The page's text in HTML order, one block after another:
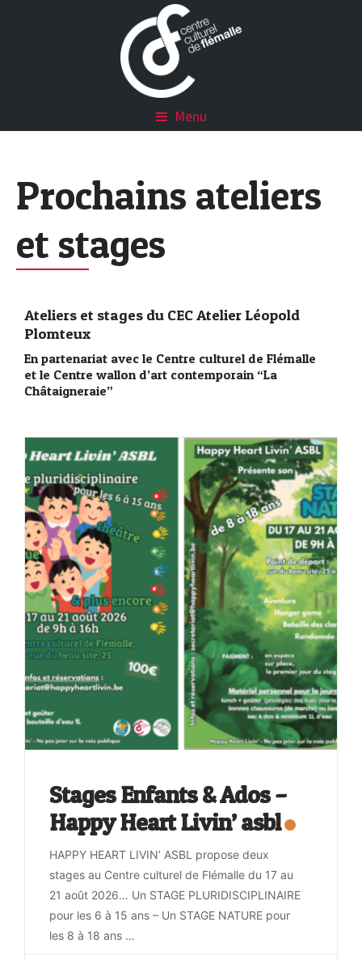
Menu
Prochains ateliers
et stages
Ateliers et stages du CEC Atelier Léopold
Plomteux
En partenariat avec le Centre culturel de Flémalle
et le Centre wallon d’art contemporain “La
Châtaigneraie”
Stages Enfants & Ados –
Happy Heart Livin’ asbl
HAPPY HEART LIVIN’ ASBL propose deux
stages au Centre culturel de Flémalle du 17 au
21 août 2026… Un STAGE PLURIDISCIPLINAIRE
pour les 6 à 15 ans – Un STAGE NATURE pour
les 8 à 18 ans …